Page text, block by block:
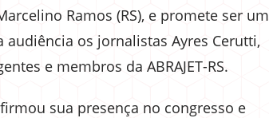
Ramos (RS), e promete ser um
os jornalistas Ayres Cerutti,
e membros da ABRAJET-RS.
sua presença no congresso e